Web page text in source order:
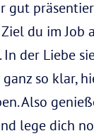
gut
du im Job
der Liebe
so klar,
Also
lege dich